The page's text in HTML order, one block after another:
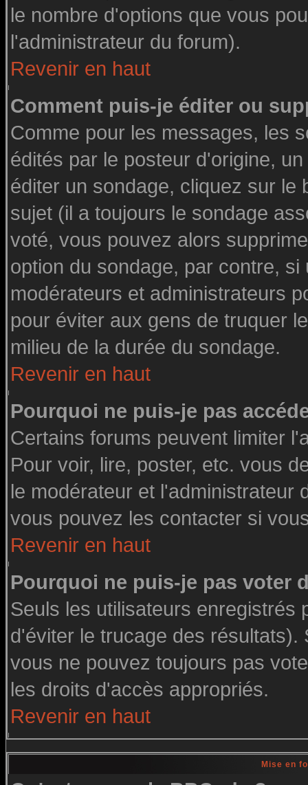
le nombre d'options que vous
l'administrateur du forum).
Revenir en haut
Comment puis-je éditer ou
Comme pour les messages, les
édités par le posteur d'origine,
éditer un sondage, cliquez sur le
sujet (il a toujours le sondage
voté, vous pouvez alors
option du sondage, par contre,
modérateurs et administrateurs
pour éviter aux gens de truquer
milieu de la durée du sondage.
Revenir en haut
Pourquoi ne puis-je pas
Certains forums peuvent limiter
Pour voir, lire, poster, etc. vous
le modérateur et l'administrateur
vous pouvez les contacter si
Revenir en haut
Pourquoi ne puis-je pas voter
Seuls les utilisateurs enregistrés
d'éviter le trucage des
vous ne pouvez toujours pas
les droits d'accès appropriés.
Revenir en haut
Mise en